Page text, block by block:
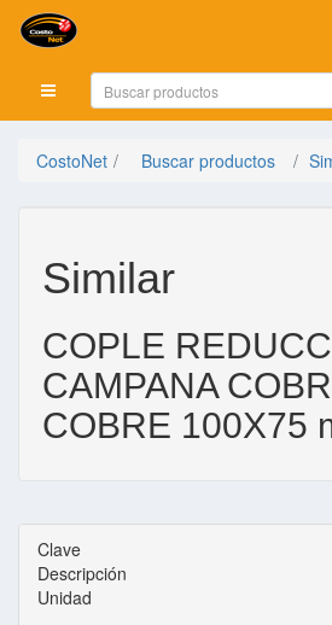
Mostrar menú
CostoNet Buscar productos
Similar
COPLE
CAMPANA
COBRE 100X75
Clave
Descripción
Unidad